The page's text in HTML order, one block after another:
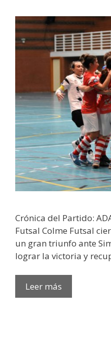
Crónica del Partido:
Futsal Colme Futsal
un gran triunfo ante
lograr la victoria y
Leer más